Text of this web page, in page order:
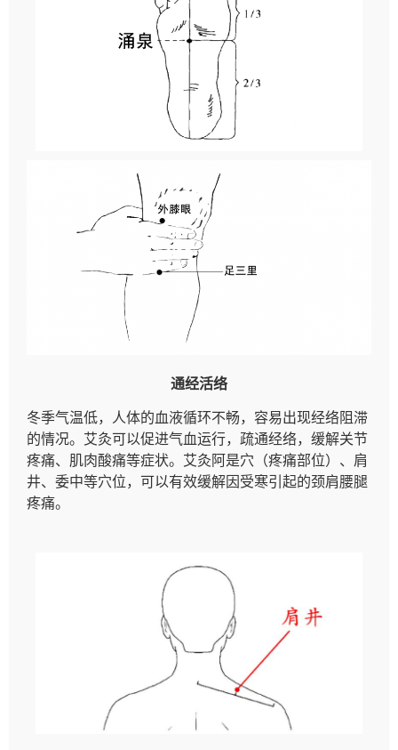
通经活络
冬季气温低，人体的血液循环不畅，容易出现经络阻滞
的情况。艾灸可以促进气血运行，疏通经络，缓解关节
疼痛、肌肉酸痛等症状。艾灸阿是穴（疼痛部位）、肩
井、委中等穴位，可以有效缓解因受寒引起的颈肩腰腿
疼痛。